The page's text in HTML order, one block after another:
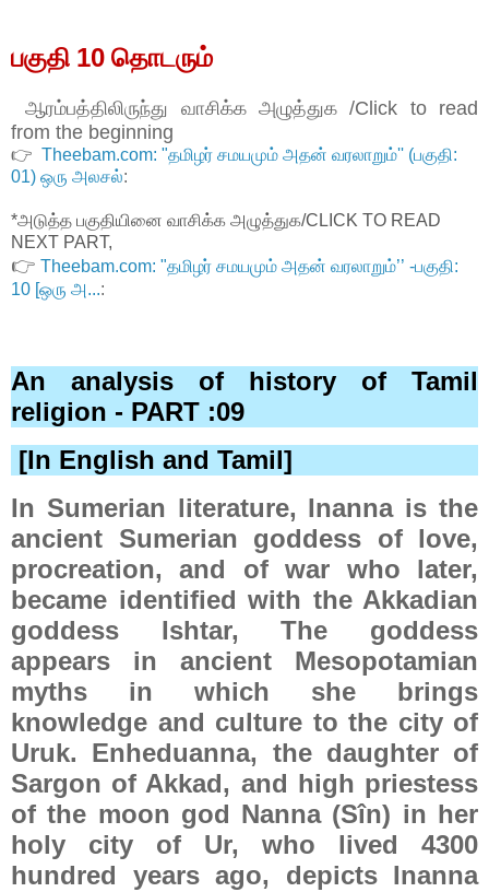
பகுதி 10 தொடரும்
ஆரம்பத்திலிருந்து வாசிக்க அழுத்துக /Click to read
from the beginning
👉 Theebam.com: "தமிழர் சமயமும் அதன் வரலாறும்'' (பகுதி:
01) ஒரு அலசல்:
*அடுத்த பகுதியினை வாசிக்க அழுத்துக/CLICK TO READ
NEXT PART,
👉 Theebam.com: "தமிழர் சமயமும் அதன் வரலாறும்’’ -பகுதி:
10 [ஒரு அ...:
An analysis of history of Tamil
religion - PART :09
[In English and Tamil]
In Sumerian literature, Inanna is the
ancient Sumerian goddess of love,
procreation, and of war who later,
became identified with the Akkadian
goddess Ishtar, The goddess
appears in ancient Mesopotamian
myths in which she brings
knowledge and culture to the city of
Uruk. Enheduanna, the daughter of
Sargon of Akkad, and high priestess
of the moon god Nanna (Sîn) in her
holy city of Ur, who lived 4300
hundred years ago, depicts Inanna